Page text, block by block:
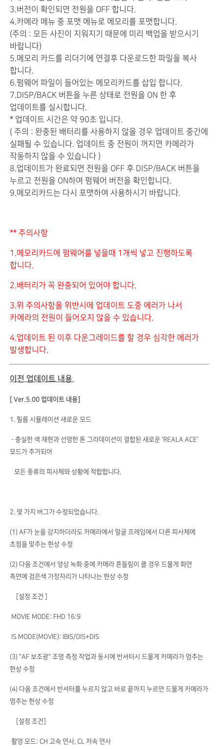
3.버전이 확인되면 전원을 OFF 합니다.
4.카메라 메뉴 중 포맷 메뉴로 메모리를 포맷합니다.
(주의 : 모든 사진이 지워지기 때문에 미리 백업을 받으시기
바랍니다)
5.메모리 카드를 리더기에 연결후 다운로드한 파일을 복사
합니다.
6.펌웨어 파일이 들어있는 메모리카드를 삽입 합니다.
7.DISP/BACK 버튼을 누른 상태로 전원을 ON 한 후
업데이트를 실시합니다.
* 업데이트 시간은 약 90초 입니다.
( 주의 : 완충된 배터리를 사용하지 않을 경우 업데이트 중간에
실패될 수 있습니다. 업데이트 중 전원이 꺼지면 카메라가
작동하지 않을 수 있습니다 )
8.업데이트가 완료되면 전원을 OFF 후 DISP/BACK 버튼을
누르고 전원을 ON하여 펌웨어 버전을 확인합니다.
9.메모리카드는 다시 포맷하여 사용하시기 바랍니다.
** 주의사항
1.메모리카드에 펌웨어를 넣을때 1개씩 넣고 진행하도록
합니다.
2.배터리가 꼭 완충되어 있어야 합니다.
3.위 주의사항을 위반시에 업데이트 도중 에러가 나서
카메라의 전원이 들어오지 않을 수 있습니다.
4.업데이트 된 이후 다운그레이드를 할 경우 심각한 에러가
발생합니다.
이전 업데이트 내용
[ Ver.5.00 업데이트 내용]
1. 필름 시뮬레이션 새로운 모드
- 충실한 색 재현과 선명한 톤 그라데이션이 결합된 새로운 'REALA ACE'
모드가 추가되어
모든 종류의 피사체와 상황에 적합합니다.
2. 몇 가지 버그가 수정되었습니다.
(1) AF가 눈을 감지하더라도 카메라에서 얼굴 프레임에서 다른 피사체에
초점을 맞추는 현상 수정
(2) 다음 조건에서 영상 녹화 중에 카메라 흔들림이 클 경우 드물게 화면
측면에 검은색 가장자리가 나타나는 현상 수정
［설정 조건 ］
MOVIE MODE: FHD 16:9
IS MODE(MOVIE): IBIS/OIS+DIS
(3) "AF 보조광" 조명 측정 작업과 동시에 반셔터시 드물게 카메라가 멈추는
현상 수정
(4) 다음 조건에서 반셔터를 누르지 않고 바로 끝까지 누르면 드물게 카메라가
멈추는 현상 수정
［설정 조건］
촬영 모드: CH 고속 연사, CL 저속 연사